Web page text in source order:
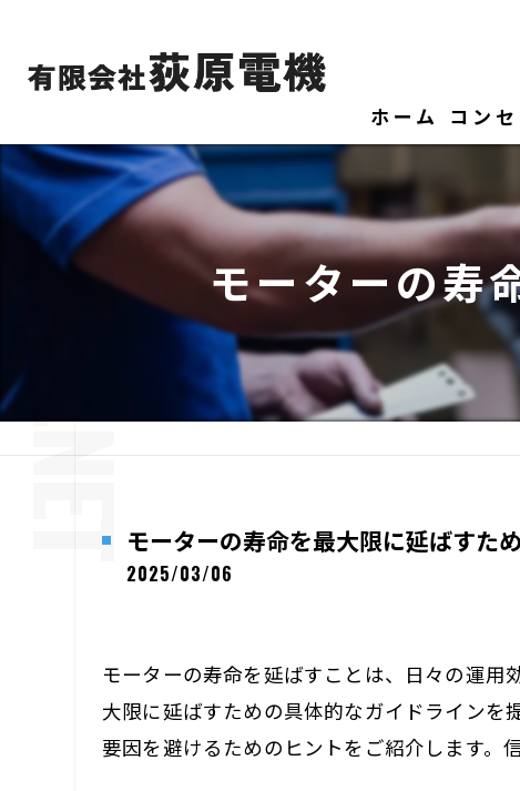
ホーム コン
モーターの寿
モーターの寿命を最大限に延ばすた
2025/03/06
モーターの寿命を延ばすことは、日々の運
大限に延ばすための具体的なガイドラインを
要因を避けるためのヒントをご紹介します。